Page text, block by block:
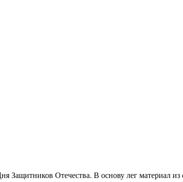
Защитников Отечества. В основу лег материал